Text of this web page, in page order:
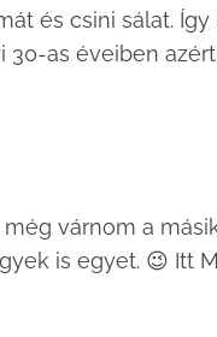
és csini sálat.
as éveiben
várnom a
is egyet. 😉 Itt